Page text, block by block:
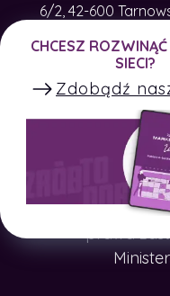
6/2, 42-600
+48 791 493 287
Copyright ©
prawa
CHCESZ
SIECI?
Zdobądź